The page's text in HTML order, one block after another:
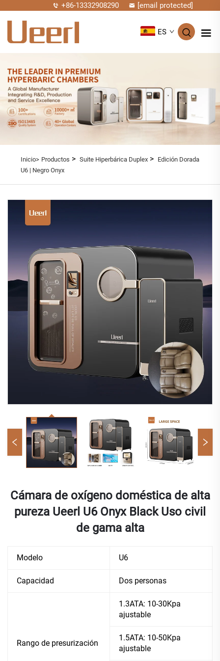
+86-13332908290 [email protected]
ES
Inicio> Productos > Suite Hiperbárica Duplex> Edición Dorada
U6 | Negro Onyx
Cámara de oxígeno doméstica de alta
pureza Ueerl U6 Onyx Black Uso civil
de gama alta
Modelo U6
Capacidad Dos personas
Rango de presurización
1.3ATA: 10-30Kpa
ajustable
1.5ATA: 10-50Kpa
ajustable